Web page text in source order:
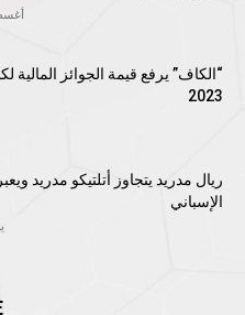
أغسطس 1,
“الكاف” يرفع قيمة الجوائز المالية
2023
ريال مدريد يتجاوز أتلتيكو مدريد
الإسباني